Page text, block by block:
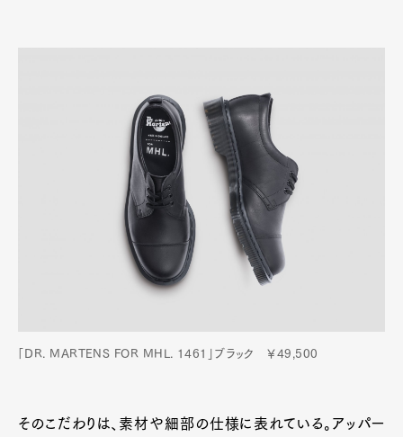
「DR. MARTENS FOR MHL. 1461」ブラック ￥49,500
そのこだわりは、素材や細部の仕様に表れている。アッパー